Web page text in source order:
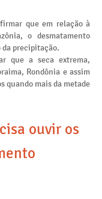
que em relação à
o desmatamento
da precipitação.
que a seca extrema,
Rondônia e assim
quando mais da metade
ouvir os